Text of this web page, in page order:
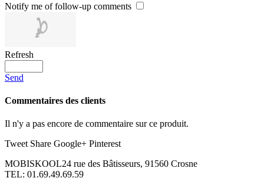
Notify me of follow-up comments
Refresh
Send
Commentaires des clients
Il n'y a pas encore de commentaire sur ce produit.
Tweet Share Google+ Pinterest
MOBISKOOL24 rue des Bâtisseurs, 91560 Crosne
TEL: 01.69.49.69.59